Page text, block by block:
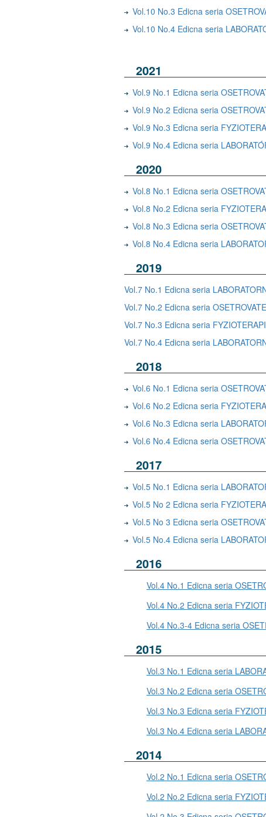
Vol.10 No.3 Edicna seria
Vol.10 No.4 Edicna seria
2021
Vol.9 No.1 Edicna seria
Vol.9 No.2 Edicna seria
Vol.9 No.3 Edicna seria
Vol.9 No.4 Edicna seria
2020
Vol.8 No.1 Edicna seria
Vol.8 No.2 Edicna seria
Vol.8 No.3 Edicna seria
Vol.8 No.4 Edicna seria
2019
Vol.7 No.1 Edicna seria
Vol.7 No.2 Edicna seria
Vol.7 No.3 Edicna seria
Vol.7 No.4 Edicna seria
2018
Vol.6 No.1 Edicna seria
Vol.6 No.2 Edicna seria
Vol.6 No.3 Edicna seria
Vol.6 No.4 Edicna seria
2017
Vol.5 No.1 Edicna seria
Vol.5 No 2 Edicna seria
Vol.5 No 3 Edicna seria
Vol.5 No.4 Edicna seria
2016
Vol.4 No.1 Edicna seria
Vol.4 No.2 Edicna seria
Vol.4 No.3-4 Edicna seria
2015
Vol.3 No.1 Edicna seria
Vol.3 No.2 Edicna seria
Vol.3 No.3 Edicna seria
Vol.3 No.4 Edicna seria
2014
Vol.2 No.1 Edicna seria
Vol.2 No.2 Edicna seria